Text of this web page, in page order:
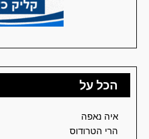
הכל על
איה נאפה
הרי הטרודוס